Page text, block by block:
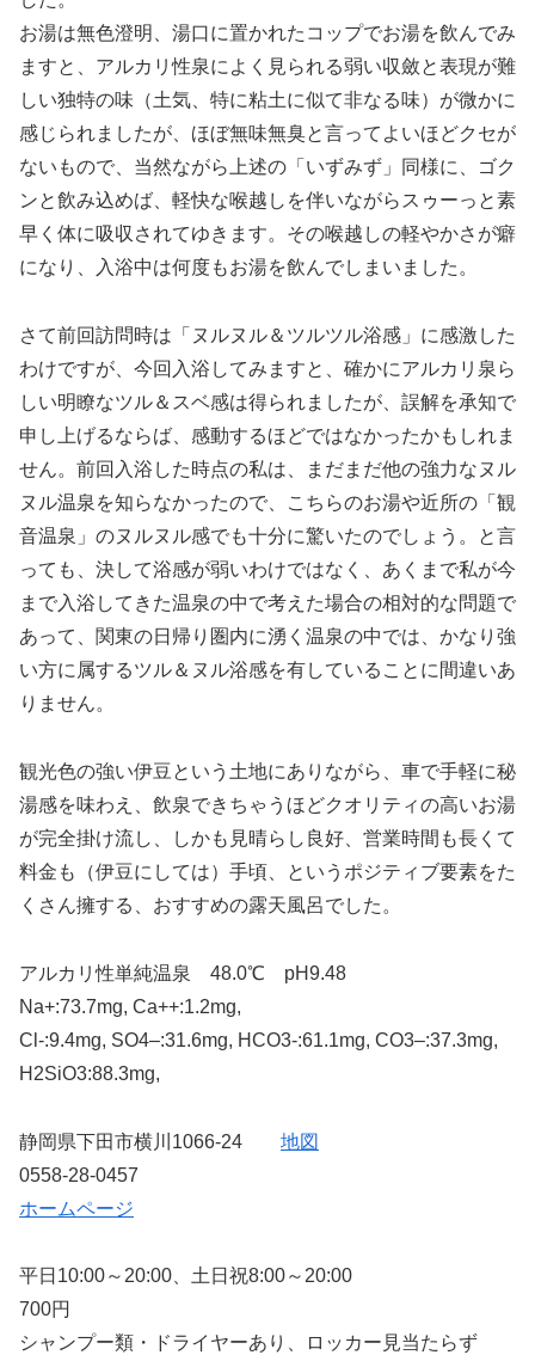
お湯は無色澄明、湯口に置かれたコップでお湯を飲んでみ
ますと、アルカリ性泉によく見られる弱い収斂と表現が難
しい独特の味（土気、特に粘土に似て非なる味）が微かに
感じられましたが、ほぼ無味無臭と言ってよいほどクセが
ないもので、当然ながら上述の「いずみず」同様に、ゴク
ンと飲み込めば、軽快な喉越しを伴いながらスゥーっと素
早く体に吸収されてゆきます。その喉越しの軽やかさが癖
になり、入浴中は何度もお湯を飲んでしまいました。
さて前回訪問時は「ヌルヌル＆ツルツル浴感」に感激した
わけですが、今回入浴してみますと、確かにアルカリ泉ら
しい明瞭なツル＆スベ感は得られましたが、誤解を承知で
申し上げるならば、感動するほどではなかったかもしれま
せん。前回入浴した時点の私は、まだまだ他の強力なヌル
ヌル温泉を知らなかったので、こちらのお湯や近所の「観
音温泉」のヌルヌル感でも十分に驚いたのでしょう。と言
っても、決して浴感が弱いわけではなく、あくまで私が今
まで入浴してきた温泉の中で考えた場合の相対的な問題で
あって、関東の日帰り圏内に湧く温泉の中では、かなり強
い方に属するツル＆ヌル浴感を有していることに間違いあ
りません。
観光色の強い伊豆という土地にありながら、車で手軽に秘
湯感を味わえ、飲泉できちゃうほどクオリティの高いお湯
が完全掛け流し、しかも見晴らし良好、営業時間も長くて
料金も（伊豆にしては）手頃、というポジティブ要素をた
くさん擁する、おすすめの露天風呂でした。
アルカリ性単純温泉 48.0℃ pH9.48
Na+:73.7mg, Ca++:1.2mg,
Cl-:9.4mg, SO4–:31.6mg, HCO3-:61.1mg, CO3–:37.3mg,
H2SiO3:88.3mg,
静岡県下田市横川1066-24 地図
0558-28-0457
ホームページ
平日10:00～20:00、土日祝8:00～20:00
700円
シャンプー類・ドライヤーあり、ロッカー見当たらず